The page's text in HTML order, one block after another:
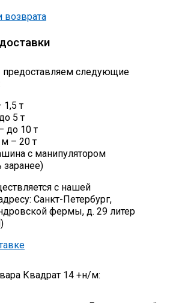
возврата
следующие
1,5 т
5 т
до 10 т
– 20 т
с манипулятором
заранее)
с нашей
Санкт-Петербург,
фермы, д. 29 литер
Квадрат 14 +н/м: